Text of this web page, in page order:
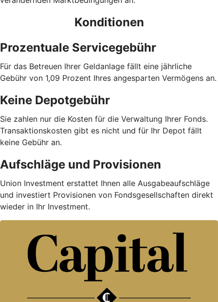
Konditionen
Prozentuale Servicegebühr
Für das Betreuen Ihrer Geldanlage fällt eine jährliche
Gebühr von 1,09 Prozent Ihres angesparten Vermögens an.
Keine Depotgebühr
Sie zahlen nur die Kosten für die Verwaltung Ihrer Fonds.
Trans­aktions­kosten gibt es nicht und für Ihr Depot fällt
keine Gebühr an.
Aufschläge und Provisionen
Union Investment erstattet Ihnen alle Ausgabe­auf­schläge
und investiert Provisionen von Fondsgesellschaften direkt
wieder in Ihr Investment.